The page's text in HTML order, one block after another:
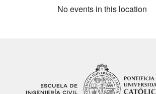
No events in this location